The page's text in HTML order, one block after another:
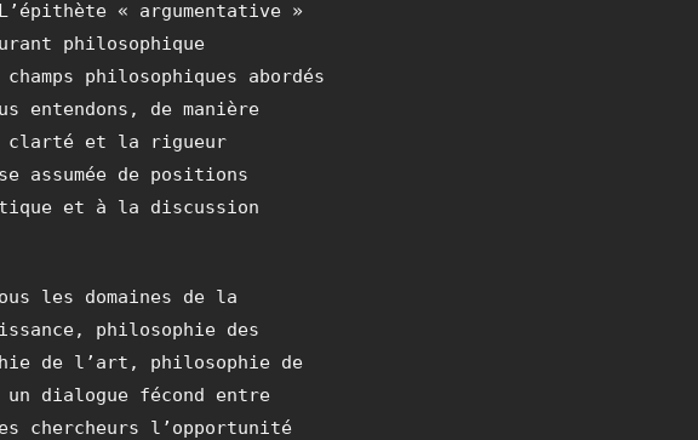
« argumentative »
philosophique
philosophiques abordés
entendons, de manière
clarté et la rigueur
assumée de positions
et à la discussion
les domaines de la
philosophie des
de l’art, philosophie de
dialogue fécond entre
chercheurs l’opportunité